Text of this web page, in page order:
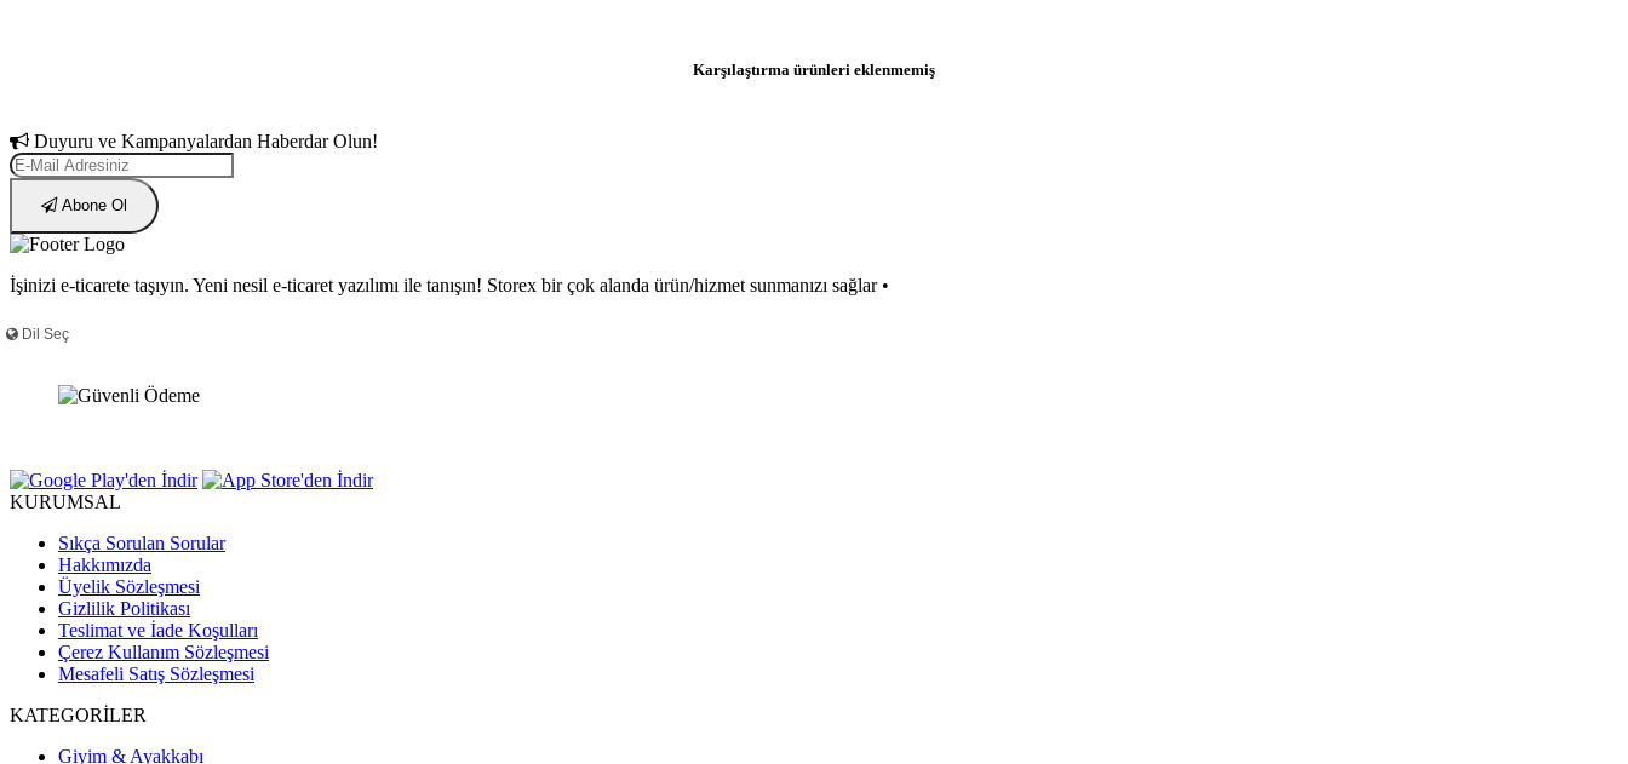
Karşılaştırma ürünleri eklenmemiş
Duyuru ve Kampanyalardan Haberdar Olun!
Abone Ol
İşinizi e-ticarete taşıyın. Yeni nesil e-ticaret yazılımı ile tanışın! Storex bir çok alanda ürün/hizmet sunmanızı sağlar •
KURUMSAL
Sıkça Sorulan Sorular
Hakkımızda
Üyelik Sözleşmesi
Gizlilik Politikası
Teslimat ve İade Koşulları
Çerez Kullanım Sözleşmesi
Mesafeli Satış Sözleşmesi
KATEGORİLER
Giyim & Ayakkabı